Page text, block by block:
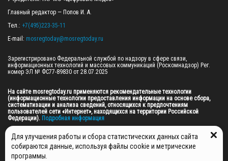
Главный редактор — Попов И. А.
Тел.: +7(495)223-35-11
E-mail: mosregtoday@mosregtoday.ru
Зарегистрировано Федеральной службой по надзору в сфере связи,
информационных технологий и массовых коммуникаций (Роскомнадзор) Рег.
номер ЭЛ № ФС77-89830 от 28.07.2025
На сайте mosregtoday.ru применяются рекомендательные технологии
(информационные технологии предоставления информации на основе сбора,
систематизации и анализа сведений, относящихся к предпочтениям
пользователей сети «Интернет», находящихся на территории Российской
Федерации). Подробная информация
© 2026 ПРАВА НА ВСЕ МАТЕРИАЛЫ САЙТА ПРИНАДЛЕЖАТ ГАУ МО "ЦИФРОВЫЕ
МЕДИА" (ОГРН: 1255000059467).
Для улучшения работы и сбора статистических данных сайта
собираются данные, используя файлы cookie и метрические
программы.